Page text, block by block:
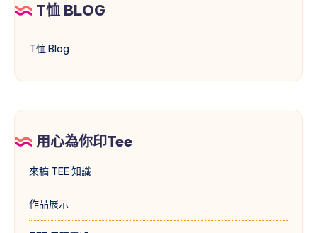
T恤 BLOG
T恤 Blog
用心為你印Tee
來稿 TEE 知識
作品展示